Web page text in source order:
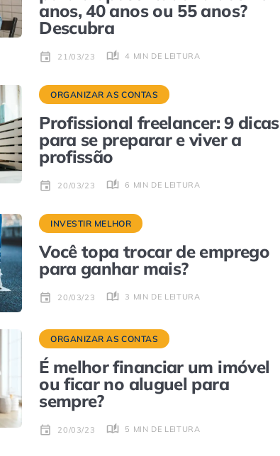
anos, 40 anos ou 55 anos?
Descubra
21/03/23 4 MIN DE LEITURA
ORGANIZAR AS CONTAS
Profissional freelancer: 9 dicas
para se preparar e viver a
profissão
20/03/23 6 MIN DE LEITURA
INVESTIR MELHOR
Você topa trocar de emprego
para ganhar mais?
20/03/23 3 MIN DE LEITURA
ORGANIZAR AS CONTAS
É melhor financiar um imóvel
ou ficar no aluguel para
sempre?
20/03/23 5 MIN DE LEITURA